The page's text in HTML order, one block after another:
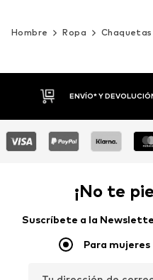
Hombre Ropa Chaquetas
DEVOLUCIONES
¡No te
Suscríbete a la
Para mujeres